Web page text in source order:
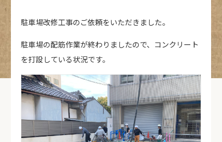
駐車場改修工事のご依頼をいただきました。
駐車場の配筋作業が終わりましたので、コンクリート
を打設している状況です。